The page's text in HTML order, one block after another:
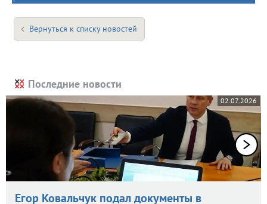
Вернуться к списку новостей
Последние новости
02.07.2026
Егор Ковальчук подал документы в